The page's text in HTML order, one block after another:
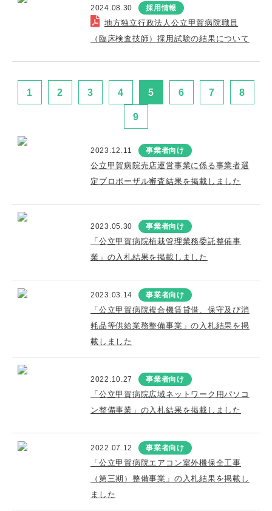
2024.08.30 採用情報
地方独立行政法人公立甲賀病院職員
（臨床検査技師）採用試験の結果について
1 2 3 4 5 6 7 8
9
2023.12.11 事業者向け
公立甲賀病院売店運営事業に係る事業者選
定プロポーザル審査結果を掲載しました
2023.05.30 事業者向け
「公立甲賀病院植栽管理業務委託整備事
業」の入札結果を掲載しました
2023.03.14 事業者向け
「公立甲賀病院複合機賃貸借、保守及び消
耗品等供給業務整備事業」の入札結果を掲
載しました
2022.10.27 事業者向け
「公立甲賀病院広域ネットワーク用パソコ
ン整備事業」の入札結果を掲載しました
2022.07.12 事業者向け
「公立甲賀病院エアコン室外機保全工事
（第三期）整備事業」の入札結果を掲載し
ました